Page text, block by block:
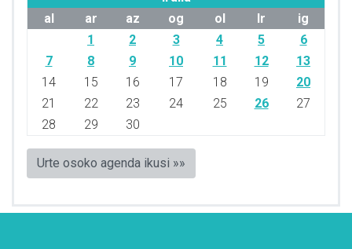
al
ar az og ol lr
ig
1
2 3 4 5
6
7
8 9 10 11 12
13
14
15 16 17 18 19
20
21
22 23 24 25 26
27
28
29 30
Urte osoko agenda ikusi »»